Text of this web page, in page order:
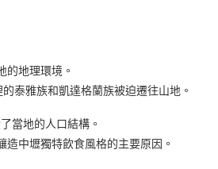
的地理環境。
泰雅族和凱達格蘭族被迫遷往山地。
當地的人口結構。
中壢獨特飲食風格的主要原因。